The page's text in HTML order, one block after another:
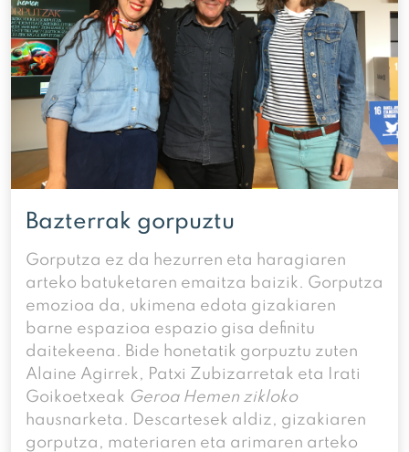
Bazterrak gorpuztu
Gorputza ez da hezurren eta haragiaren
arteko batuketaren emaitza baizik. Gorputza
emozioa da, ukimena edota gizakiaren
barne espazioa espazio gisa definitu
daitekeena. Bide honetatik gorpuztu zuten
Alaine Agirrek, Patxi Zubizarretak eta Irati
Goikoetxeak Geroa Hemen zikloko
hausnarketa. Descartesek aldiz, gizakiaren
gorputza, materiaren eta arimaren arteko